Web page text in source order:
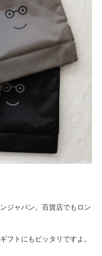
ジャパン。百貨店でもロン
フトにもピッタリですよ。